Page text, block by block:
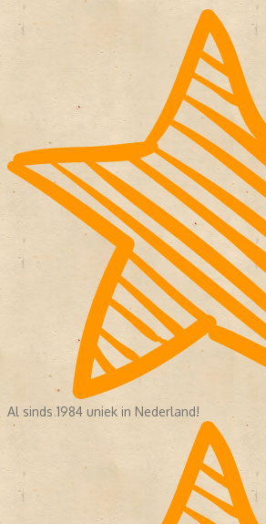
Al sinds 1984 uniek in Nederland!